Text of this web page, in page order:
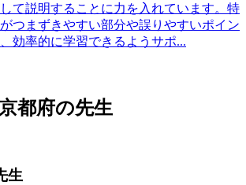
て説明することに力を入れています。特
つまずきやすい部分や誤りやすいポイン
効率的に学習できるようサポ...
都府の先生
生